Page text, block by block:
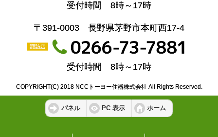
受付時間 8時～17時
〒391-0003 長野県茅野市本町西17-4
受付時間 8時～17時
COPYRIGHT(C) 2018 NCCトーヨー住器株式会社 All Rights Reserved.
パネル PC 表示 ホーム